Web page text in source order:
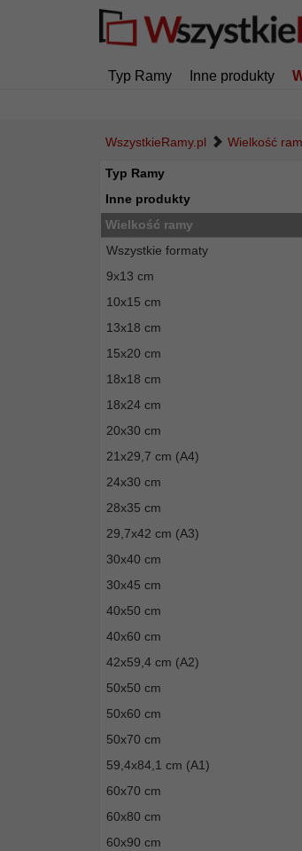
Typ Ramy Inne produkty
WszystkieRamy.pl Wielkość
Typ Ramy
Inne produkty
Wielkość ramy
Wszystkie formaty
9x13 cm
10x15 cm
13x18 cm
15x20 cm
18x18 cm
18x24 cm
20x30 cm
21x29,7 cm (A4)
24x30 cm
28x35 cm
29,7x42 cm (A3)
30x40 cm
30x45 cm
40x50 cm
40x60 cm
42x59,4 cm (A2)
50x50 cm
50x60 cm
50x70 cm
59,4x84,1 cm (A1)
60x70 cm
60x80 cm
60x90 cm